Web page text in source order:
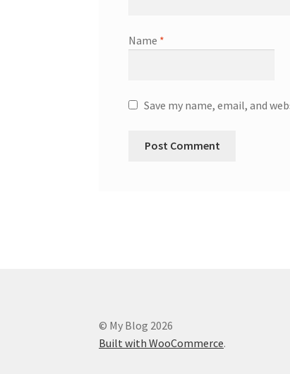
Name *
Save my name, email, and
© My Blog 2026
Built with WooCommerce.